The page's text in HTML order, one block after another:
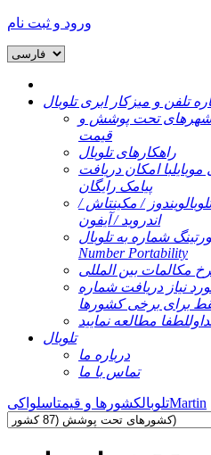
ورود و ثبت نام
تلفن و میزکار ابری تلوبال
شهرهای تحت پوشش و
قیمت
راهکارهای تلوبال
با امکان دریافت
پیامک رایگان
ویندوز / مکینتاش /
اندروید / آیفون
شماره به تلوبال
Number Portability
مکالمات بین المللی
نیاز دریافت شماره
برای برخی کشورها
لطفا مطالعه نمایید
تلوبال
درباره ما
تماس با ما
تلوبالکشورها و قیمتاسلواکی Martin